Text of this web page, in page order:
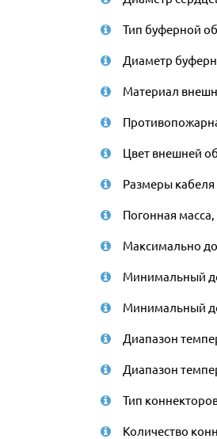
Тип буферной
Диаметр
Материал
Цвет внешней
Размеры
Погонная
Максимально
Минимальный
Минимальный
Диапазон
Диапазон
Тип
Количество